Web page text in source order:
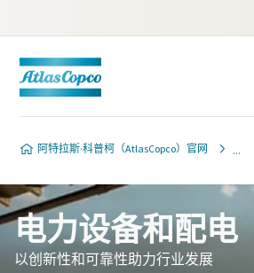
阿特拉斯·科普柯（AtlasCopco）官网
电力设备和配电
以创新性和可靠性助力行业发展